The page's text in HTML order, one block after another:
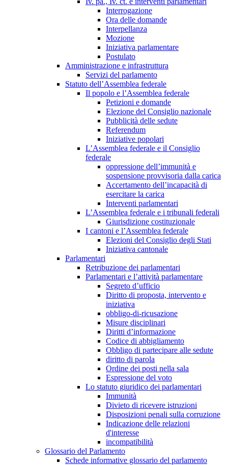
Interrogazione
Ora delle domande
Interpellanza
Mozione
Iniziativa parlamentare
Postulato
Amministrazione e infrastruttura
Servizi del parlamento
Statuto dell’Assemblea federale
Il popolo e l’Assemblea federale
Petizioni e domande
Elezione del Consiglio nazionale
Pubblicità delle sedute
Referendum
Iniziative popolari
L’Assemblea federale e il Consiglio
federale
oppressione dell’immunità e
sospensione provvisoria dalla carica
Accertamento dell’incapacità di
esercitare la carica
Interventi parlamentari
L’Assemblea federale e i tribunali federali
Giurisdizione costituzionale
I cantoni e l’Assemblea federale
Elezioni del Consiglio degli Stati
Iniziativa cantonale
Parlamentari
Retribuzione dei parlamentari
Parlamentari e l’attività parlamentare
Segreto d’ufficio
Diritto di proposta, intervento e
iniziativa
obbligo-di-ricusazione
Misure disciplinari
Diritti d’informazione
Codice di abbigliamento
Obbligo di partecipare alle sedute
diritto di parola
Ordine dei posti nella sala
Espressione del voto
Lo statuto giuridico dei parlamentari
Immunità
Divieto di ricevere istruzioni
Disposizioni penali sulla corruzione
Indicazione delle relazioni
d'interesse
incompatibilità
Glossario del Parlamento
Schede informative glossario del parlamento